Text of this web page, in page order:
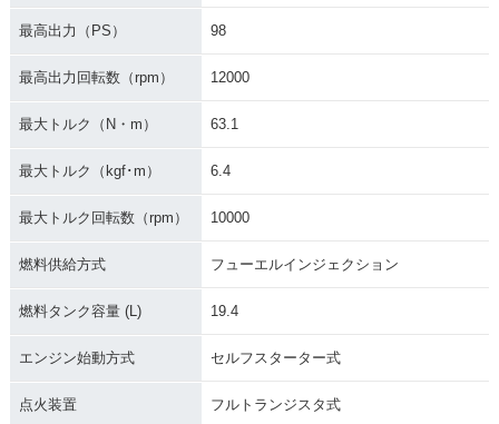
最高出力（PS） 98
最高出力回転数（rpm） 12000
最大トルク（N・m） 63.1
最大トルク（kgf･m） 6.4
最大トルク回転数（rpm） 10000
燃料供給方式 フューエルインジェクション
燃料タンク容量 (L) 19.4
エンジン始動方式 セルフスターター式
点火装置 フルトランジスタ式